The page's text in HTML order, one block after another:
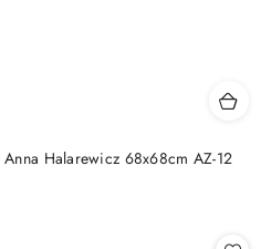
Anna Halarewicz 68x68cm AZ-12